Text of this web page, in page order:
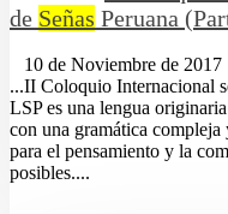
de Señas Peruana
10 de Noviembre de 2017
...II Coloquio Internacional
LSP es una lengua
con una gramática
para el pensamiento y la
posibles....